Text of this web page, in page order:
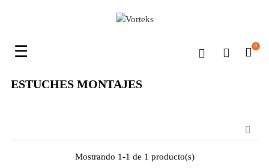
Navegación
palanca
☰ 0
ESTUCHES MONTAJES

Mostrando 1-1 de 1 producto(s)